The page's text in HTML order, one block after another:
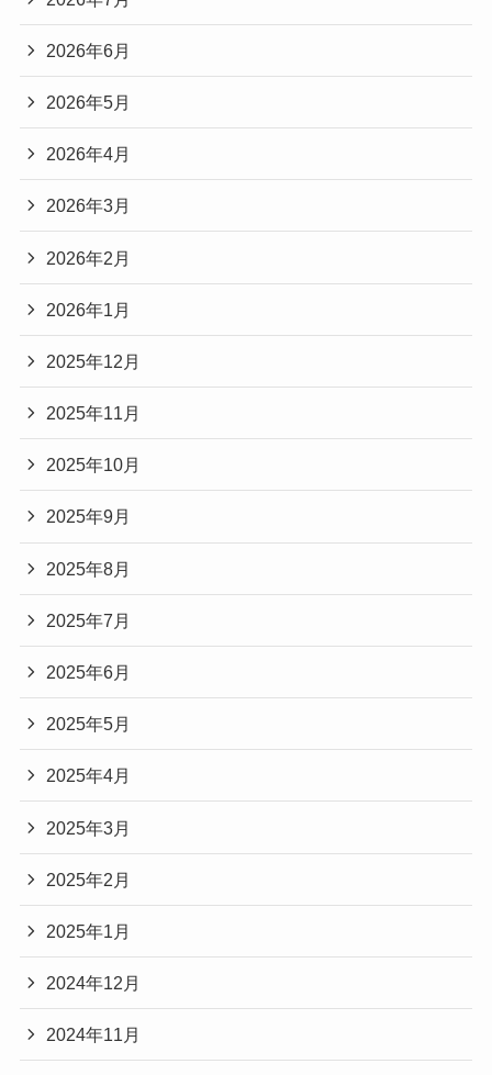
2026年6月
2026年5月
2026年4月
2026年3月
2026年2月
2026年1月
2025年12月
2025年11月
2025年10月
2025年9月
2025年8月
2025年7月
2025年6月
2025年5月
2025年4月
2025年3月
2025年2月
2025年1月
2024年12月
2024年11月